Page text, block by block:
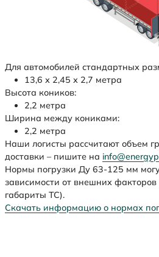
Для автомобилей стандартных
13,6 х 2,45 х 2,7 метра
Высота коников:
2,2 метра
Ширина между кониками:
2,2 метра
Наши логисты рассчитают объем
доставки – пишите на
Нормы погрузки Ду 63-125 мм
зависимости от внешних факторов
габариты ТС).
Скачать информацию о нормах